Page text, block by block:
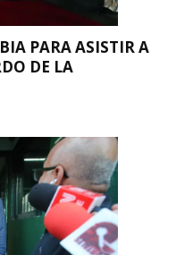
PARA ASISTIR A
DE LA